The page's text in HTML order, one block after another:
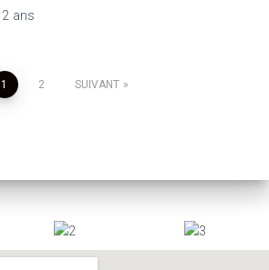
2 ans
1 2 SUIVANT